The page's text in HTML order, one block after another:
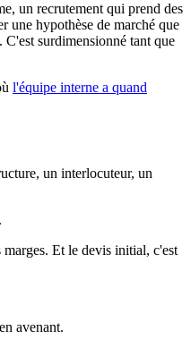
un recrutement qui prend des
une hypothèse de marché que
C'est surdimensionné tant que
l'équipe interne a quand
un interlocuteur, un
Et le devis initial, c'est
avenant.